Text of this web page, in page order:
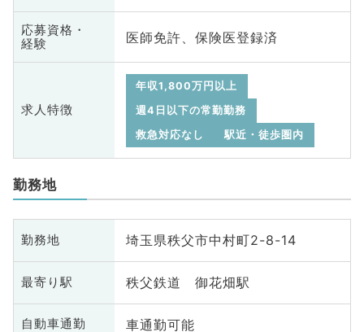
応募資格・
経験
医師免許、保険医登録済
求人特徴
年収1,800万円以上
週4日以下の常勤勤務
救急対応なし
駅近・徒歩圏内
勤務地
勤務地 埼玉県秩父市中村町2-8-14
最寄り駅 秩父鉄道 御花畑駅
自動車通勤 車通勤可能